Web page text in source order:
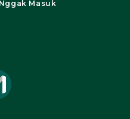
Masuk